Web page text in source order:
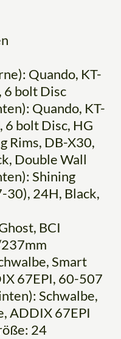
Quando, KT-
6 bolt Disc
Quando, KT-
6 bolt Disc, HG
Rims, DB-X30,
Double Wall
Shining
30), 24H, Black,
BCI
Smart
67EPI, 60-507
Schwalbe,
ADDIX 67EPI
24